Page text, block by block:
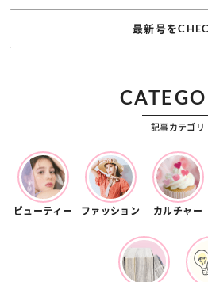
最新号を
記事カテゴリ
ビューティー ファッション カルチャー